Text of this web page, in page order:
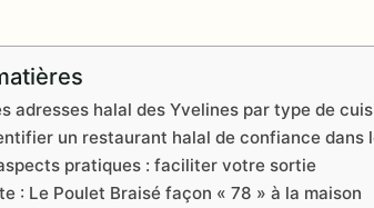
adresses halal des Yvelines par type de
un restaurant halal de confiance dans
pratiques : faciliter votre sortie
: Le Poulet Braisé façon « 78 » à la maison